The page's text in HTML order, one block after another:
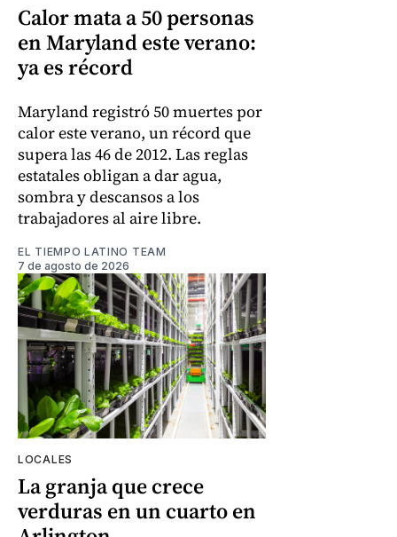
Calor mata a 50 personas
en Maryland este verano:
ya es récord
Maryland registró 50 muertes por
calor este verano, un récord que
supera las 46 de 2012. Las reglas
estatales obligan a dar agua,
sombra y descansos a los
trabajadores al aire libre.
EL TIEMPO LATINO TEAM
7 de agosto de 2026
LOCALES
La granja que crece
verduras en un cuarto en